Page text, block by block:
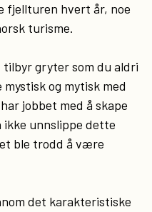
fjellturen hvert år, noe
turisme.
gryter som du aldri
og mytisk med
jobbet med å skape
unnslippe dette
ble trodd å være
det karakteristiske